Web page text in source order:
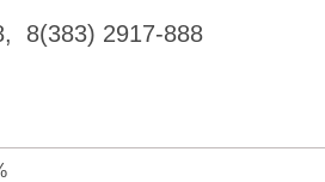
8(383) 2917-888